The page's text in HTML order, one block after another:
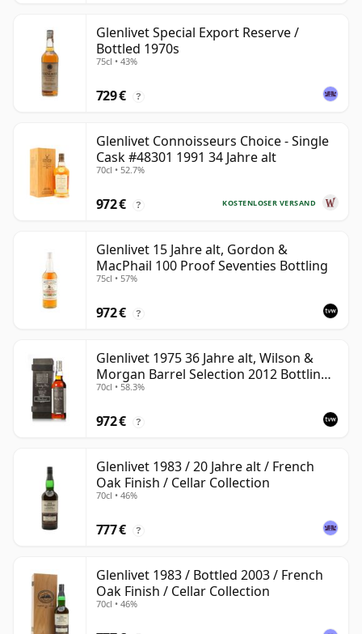
Glenlivet Special Export Reserve /
Bottled 1970s
75cl • 43%
729 € ?
Glenlivet Connoisseurs Choice - Single
Cask #48301 1991 34 Jahre alt
70cl • 52.7%
KOSTENLOSER VERSAND
972 € ?
Glenlivet 15 Jahre alt, Gordon &
MacPhail 100 Proof Seventies Bottling
75cl • 57%
972 € ?
Glenlivet 1975 36 Jahre alt, Wilson &
Morgan Barrel Selection 2012 Bottling
with Wooden Box
70cl • 58.3%
972 € ?
Glenlivet 1983 / 20 Jahre alt / French
Oak Finish / Cellar Collection
70cl • 46%
777 € ?
Glenlivet 1983 / Bottled 2003 / French
Oak Finish / Cellar Collection
70cl • 46%